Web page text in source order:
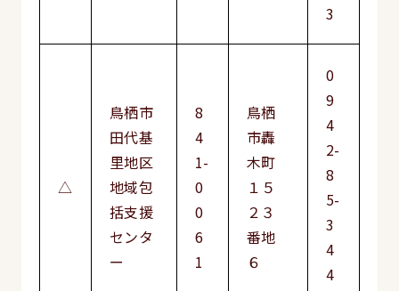
3
△
鳥栖市
田代基
里地区
地域包
括支援
センタ
ー
8
4
1-
0
0
6
1
鳥栖
市轟
木町
１５
２３
番地
６
0
9
4
2-
8
5-
3
4
4